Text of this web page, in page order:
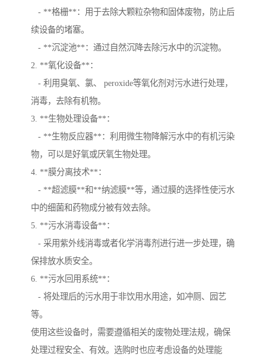
- **格栅**：用于去除大颗粒杂物和固体废物，防止后
续设备的堵塞。
- **沉淀池**：通过自然沉降去除污水中的沉淀物。
2. **氧化设备**：
- 利用臭氧、氯、 peroxide等氧化剂对污水进行处理，
消毒，去除有机物。
3. **生物处理设备**：
- **生物反应器**：利用微生物降解污水中的有机污染
物，可以是好氧或厌氧生物处理。
4. **膜分离技术**：
- **超滤膜**和**纳滤膜**等，通过膜的选择性使污水
中的细菌和药物成分被有效去除。
5. **污水消毒设备**：
- 采用紫外线消毒或者化学消毒剂进行进一步处理，确
保排放水质安全。
6. **污水回用系统**：
- 将处理后的污水用于非饮用水用途，如冲厕、园艺
等。
使用这些设备时，需要遵循相关的废物处理法规，确保
处理过程安全、有效。选购时也应考虑设备的处理能